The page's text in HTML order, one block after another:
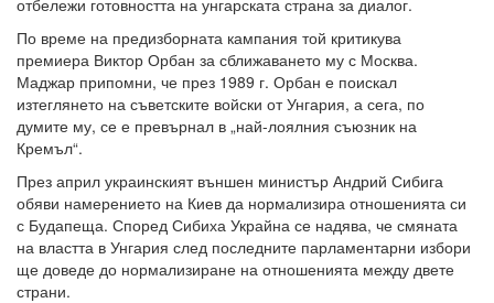
отбележи готовността на унгарската страна за диалог.
По време на предизборната кампания той критикува
премиера Виктор Орбан за сближаването му с Москва.
Маджар припомни, че през 1989 г. Орбан е поискал
изтеглянето на съветските войски от Унгария, а сега, по
думите му, се е превърнал в „най-лоялния съюзник на
Кремъл“.
През април украинският външен министър Андрий Сибига
обяви намерението на Киев да нормализира отношенията си
с Будапеща. Според Сибиха Украйна се надява, че смяната
на властта в Унгария след последните парламентарни избори
ще доведе до нормализиране на отношенията между двете
страни.